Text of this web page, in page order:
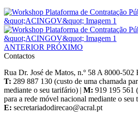
ANTERIOR PRÓXIMO
Contactos
Rua Dr. José de Matos, n.º 58 A 8000-502
T: 289 887 130 (custo de uma chamada
mediante o seu tarifário) | M: 919 195 561
para a rede móvel nacional mediante o seu
E: